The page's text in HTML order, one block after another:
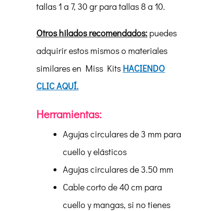
tallas 1 a 7, 30 gr para tallas 8 a 10.
Otros hilados recomendados: puedes
adquirir estos mismos o materiales
similares en Miss Kits HACIENDO
CLIC AQUÍ.
Herramientas:
Agujas circulares de 3 mm para
cuello y elásticos
Agujas circulares de 3.50 mm
Cable corto de 40 cm para
cuello y mangas, si no tienes